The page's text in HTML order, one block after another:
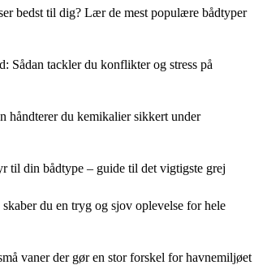
bedst til dig? Lær de mest populære bådtyper
Sådan tackler du konflikter og stress på
håndterer du kemikalier sikkert under
til din bådtype – guide til det vigtigste grej
du en tryg og sjov oplevelse for hele
vaner der gør en stor forskel for havnemiljøet